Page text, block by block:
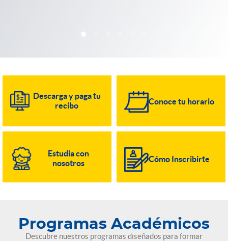
Descarga y paga tu
recibo
Conoce tu horario
Estudia con
nosotros
Cómo Inscribirte
Programas Académicos
Descubre nuestros programas diseñados para formar